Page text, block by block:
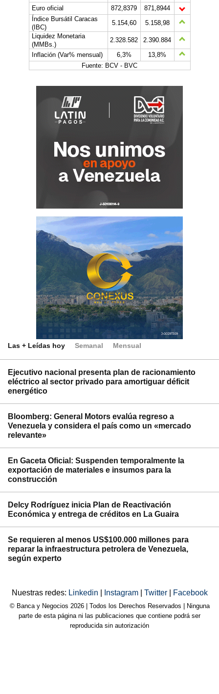
Euro oficial
872,8379
871,8944
Índice Bursátil Caracas
(IBC)
5.154,60
5.158,98
Liquidez Monetaria
(MMBs.)
2.328.582
2.390.884
Inflación (Var% mensual)
6,3%
13,8%
Fuente: BCV - BVC
Las + Leídas hoy Semanal Mensual
Ejecutivo nacional presenta plan de racionamiento
eléctrico al sector privado para amortiguar déficit
energético
Bloomberg: General Motors evalúa regreso a
Venezuela y considera el país como un «mercado
relevante»
En Gaceta Oficial: Suspenden temporalmente la
exportación de materiales e insumos para la
construcción
Delcy Rodríguez inicia Plan de Reactivación
Económica y entrega de créditos en La Guaira
Se requieren al menos US$100.000 millones para
reparar la infraestructura petrolera de Venezuela,
según experto
Nuestras redes: Linkedin Instagram Twitter Facebook
© Banca y Negocios 2026 | Todos los Derechos Reservados | Ninguna
parte de esta página ni las publicaciones que contiene podrá ser
reproducida sin autorización